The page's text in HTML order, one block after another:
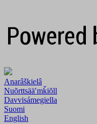
Anarâškielâ
Nuõrttsääʹmǩiõll
Davvisámegiella
Suomi
English